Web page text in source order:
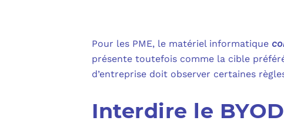
Pour les PME, le matériel informatique
présente toutefois comme la cible
d’entreprise doit observer certaines
Interdire le